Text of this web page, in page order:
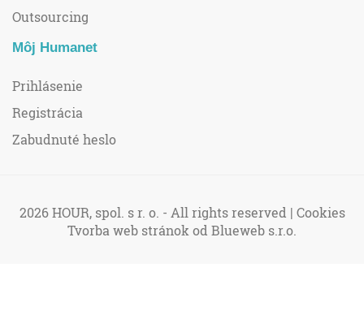
Outsourcing
Môj Humanet
Prihlásenie
Registrácia
Zabudnuté heslo
2026 HOUR, spol. s r. o. - All rights reserved | Cookies
Tvorba web stránok od Blueweb s.r.o.